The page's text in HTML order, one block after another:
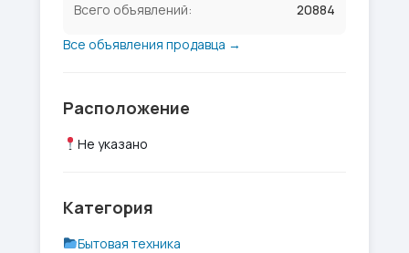
Всего объявлений:
20884
Все объявления продавца →
Расположение
Не указано
Категория
Бытовая техника